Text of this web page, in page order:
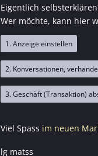
Eigentlich
Wer möchte, kann hier
1. Anzeige einstellen
2. Konversationen,
3. Geschäft (Transaktion)
Viel Spass im neuen
lg matss